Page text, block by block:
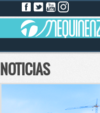
NOTICIAS